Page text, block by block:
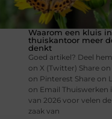
Waarom een kluis
thuiskantoor meer
denkt
Goed artikel? Deel
on X (Twitter) Share
on Pinterest Share on
on Email Thuiswerken
van 2026 voor velen
zaak van